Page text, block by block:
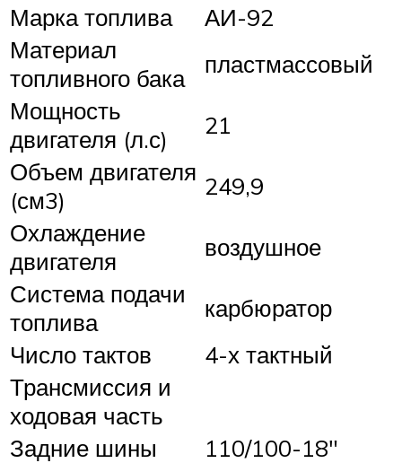
Марка топлива
АИ-92
Материал
топливного бака
пластмассовый
Мощность
двигателя (л.с)
21
Объем двигателя
(см3)
249,9
Охлаждение
двигателя
воздушное
Система подачи
топлива
карбюратор
Число тактов
4-х тактный
Трансмиссия и
ходовая часть
Задние шины
110/100-18″